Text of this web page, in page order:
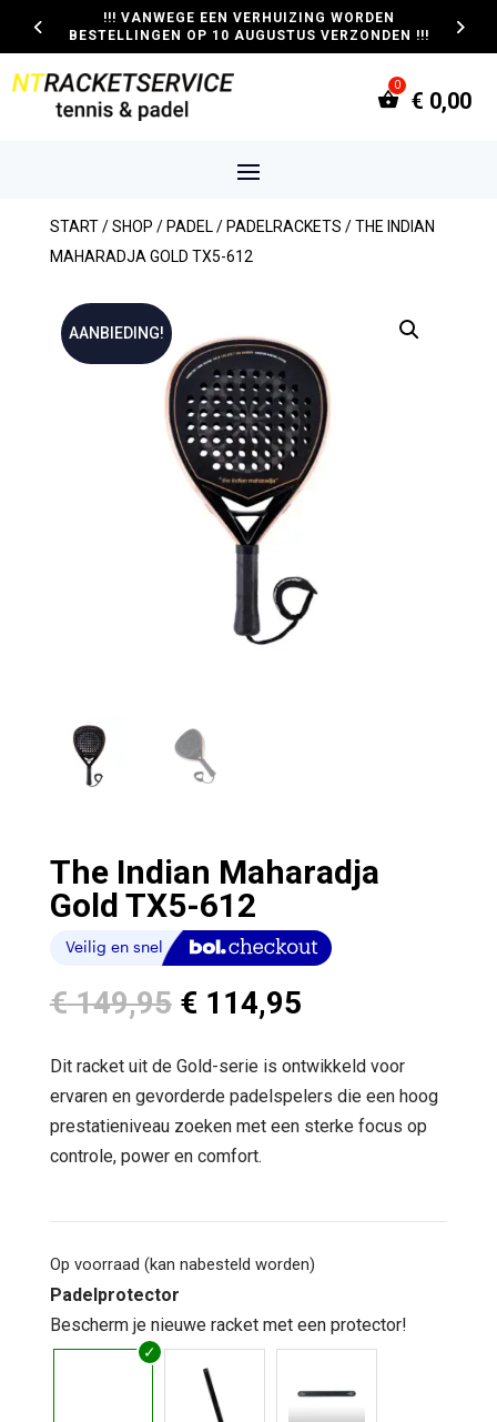
!!! VANWEGE EEN VERHUIZING WORDEN
BESTELLINGEN OP 10 AUGUSTUS VERZONDEN !!!
€ 0,00
START/SHOP / PADEL / PADELRACKETS / THE INDIAN
MAHARADJA GOLD TX5-612
AANBIEDING!
The Indian Maharadja
Gold TX5-612
€149,95 Oorspronkelijke
was:
€ 149,95.
€114,95Huidige
is:
€ 114,95.
Dit racket uit de Gold-serie is ontwikkeld voor
ervaren en gevorderde padelspelers die een hoog
prestatieniveau zoeken met een sterke focus op
controle, power en comfort.
Op voorraad (kan nabesteld worden)
Padelprotector
Bescherm je nieuwe racket met een protector!